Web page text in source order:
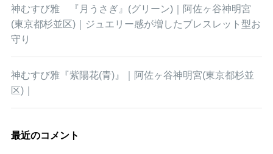
神むすび雅 『月うさぎ』(グリーン)｜阿佐ヶ谷神明宮
(東京都杉並区)｜ジュエリー感が増したブレスレット型お
守り
神むすび雅『紫陽花(青)』｜阿佐ヶ谷神明宮(東京都杉並
区)｜
最近のコメント